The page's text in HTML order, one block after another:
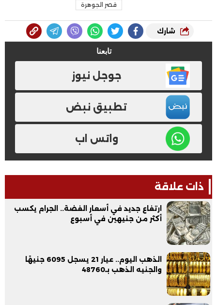
قصر الجوهرة
شارك
تابعنا
جوجل نيوز
تطبيق نبض
واتس اب
ذات علاقة
ارتفاع جديد في أسعار الفضة.. الجرام يكسب
أكثر من جنيهين في أسبوع
الذهب اليوم.. عيار 21 يسجل 6095 جنيهًا
والجنيه الذهب بـ48760